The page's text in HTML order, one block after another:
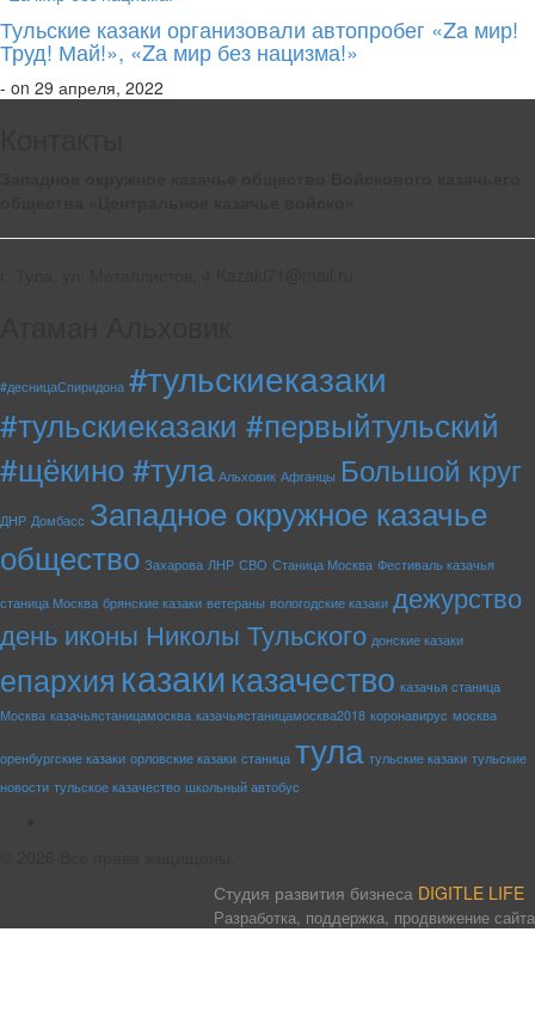
Тульские казаки организовали автопробег «Za мир!
Труд! Май!», «Zа мир без нацизма!»
- on 29 апреля, 2022
#десницаСпиридона #тульскиеказаки
#тульскиеказаки #первыйтульский
#щёкино #тула Альховик Афганцы Большой круг
ДНР Домбасс Западное окружное казачье
общество Захарова ЛНР СВО Станица Москва Фестиваль казачья
станица Москва брянские казаки ветераны вологодские казаки дежурство
день иконы Николы Тульского донские казаки
епархия казакиказачество казачья станица
Москва казачьястаницамосква казачьястаницамосква2018 коронавирус москва
оренбургские казаки орловские казаки станица тула тульские казаки тульские
новости тульское казачество школьный автобус
Студия развития бизнеса DIGITLE LIFE
Разработка, поддержка, продвижение сайта